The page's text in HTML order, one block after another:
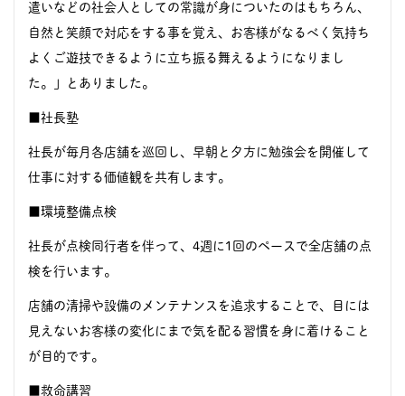
遣いなどの社会人としての常識が身についたのはもちろん、
自然と笑顔で対応をする事を覚え、お客様がなるべく気持ち
よくご遊技できるように立ち振る舞えるようになりまし
た。」とありました。
■社長塾
社長が毎月各店舗を巡回し、早朝と夕方に勉強会を開催して
仕事に対する価値観を共有します。
■環境整備点検
社長が点検同行者を伴って、4週に1回のペースで全店舗の点
検を行います。
店舗の清掃や設備のメンテナンスを追求することで、目には
見えないお客様の変化にまで気を配る習慣を身に着けること
が目的です。
■救命講習